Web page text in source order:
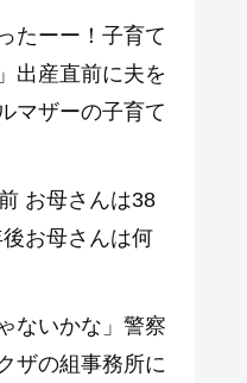
たーー！子育て
出産直前に夫を
マザーの子育て
お母さんは38
お母さんは何
ないかな」警察
ザの組事務所に